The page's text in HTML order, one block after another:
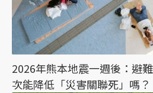
2026年熊本地震一週後：避
次能降低「災害關聯死」嗎？